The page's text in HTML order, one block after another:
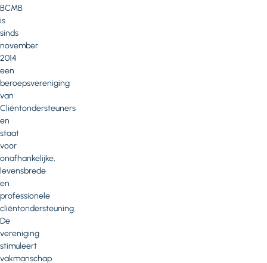
BCMB
is
sinds
november
2014
een
beroepsvereniging
van
Cliëntondersteuners
en
staat
voor
onafhankelijke,
levensbrede
en
professionele
cliëntondersteuning.
De
vereniging
stimuleert
vakmanschap